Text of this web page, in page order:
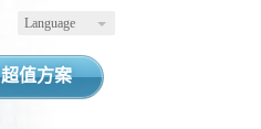
Language
超值方案